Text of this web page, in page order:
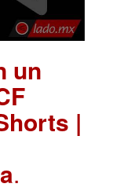
un
|
.